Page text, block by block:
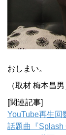
おしまい。
（取材 梅本昌男
[関連記事]
YouTube再生回
話題曲『Splash